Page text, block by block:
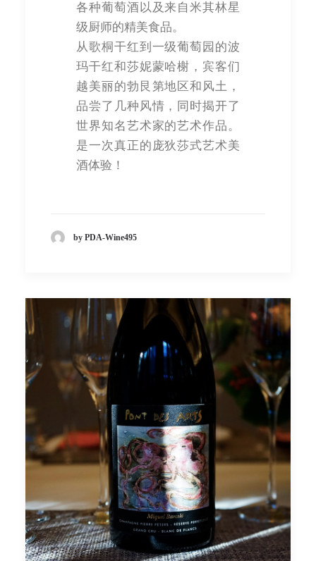
各种葡萄酒以及来自米其林星
级厨师的精美食品。
从歌桐干红到一级葡萄园的波
玛干红和莎妮蒙哈榭，宾客们
越美丽的勃艮第地区和风土，
品尝了几种风情，同时揭开了
世界知名艺术家的艺术作品。
是一次真正的庞狄莎式艺术美
酒体验！
by PDA-Wine495